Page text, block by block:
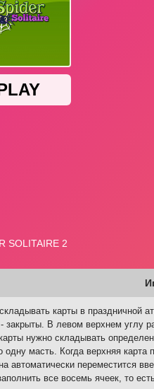
карты в праздничной
закрыты. В левом верхнем углу
нужно складывать
одну масть. Когда верхняя
автоматически переместится
все восемь ячеек, то